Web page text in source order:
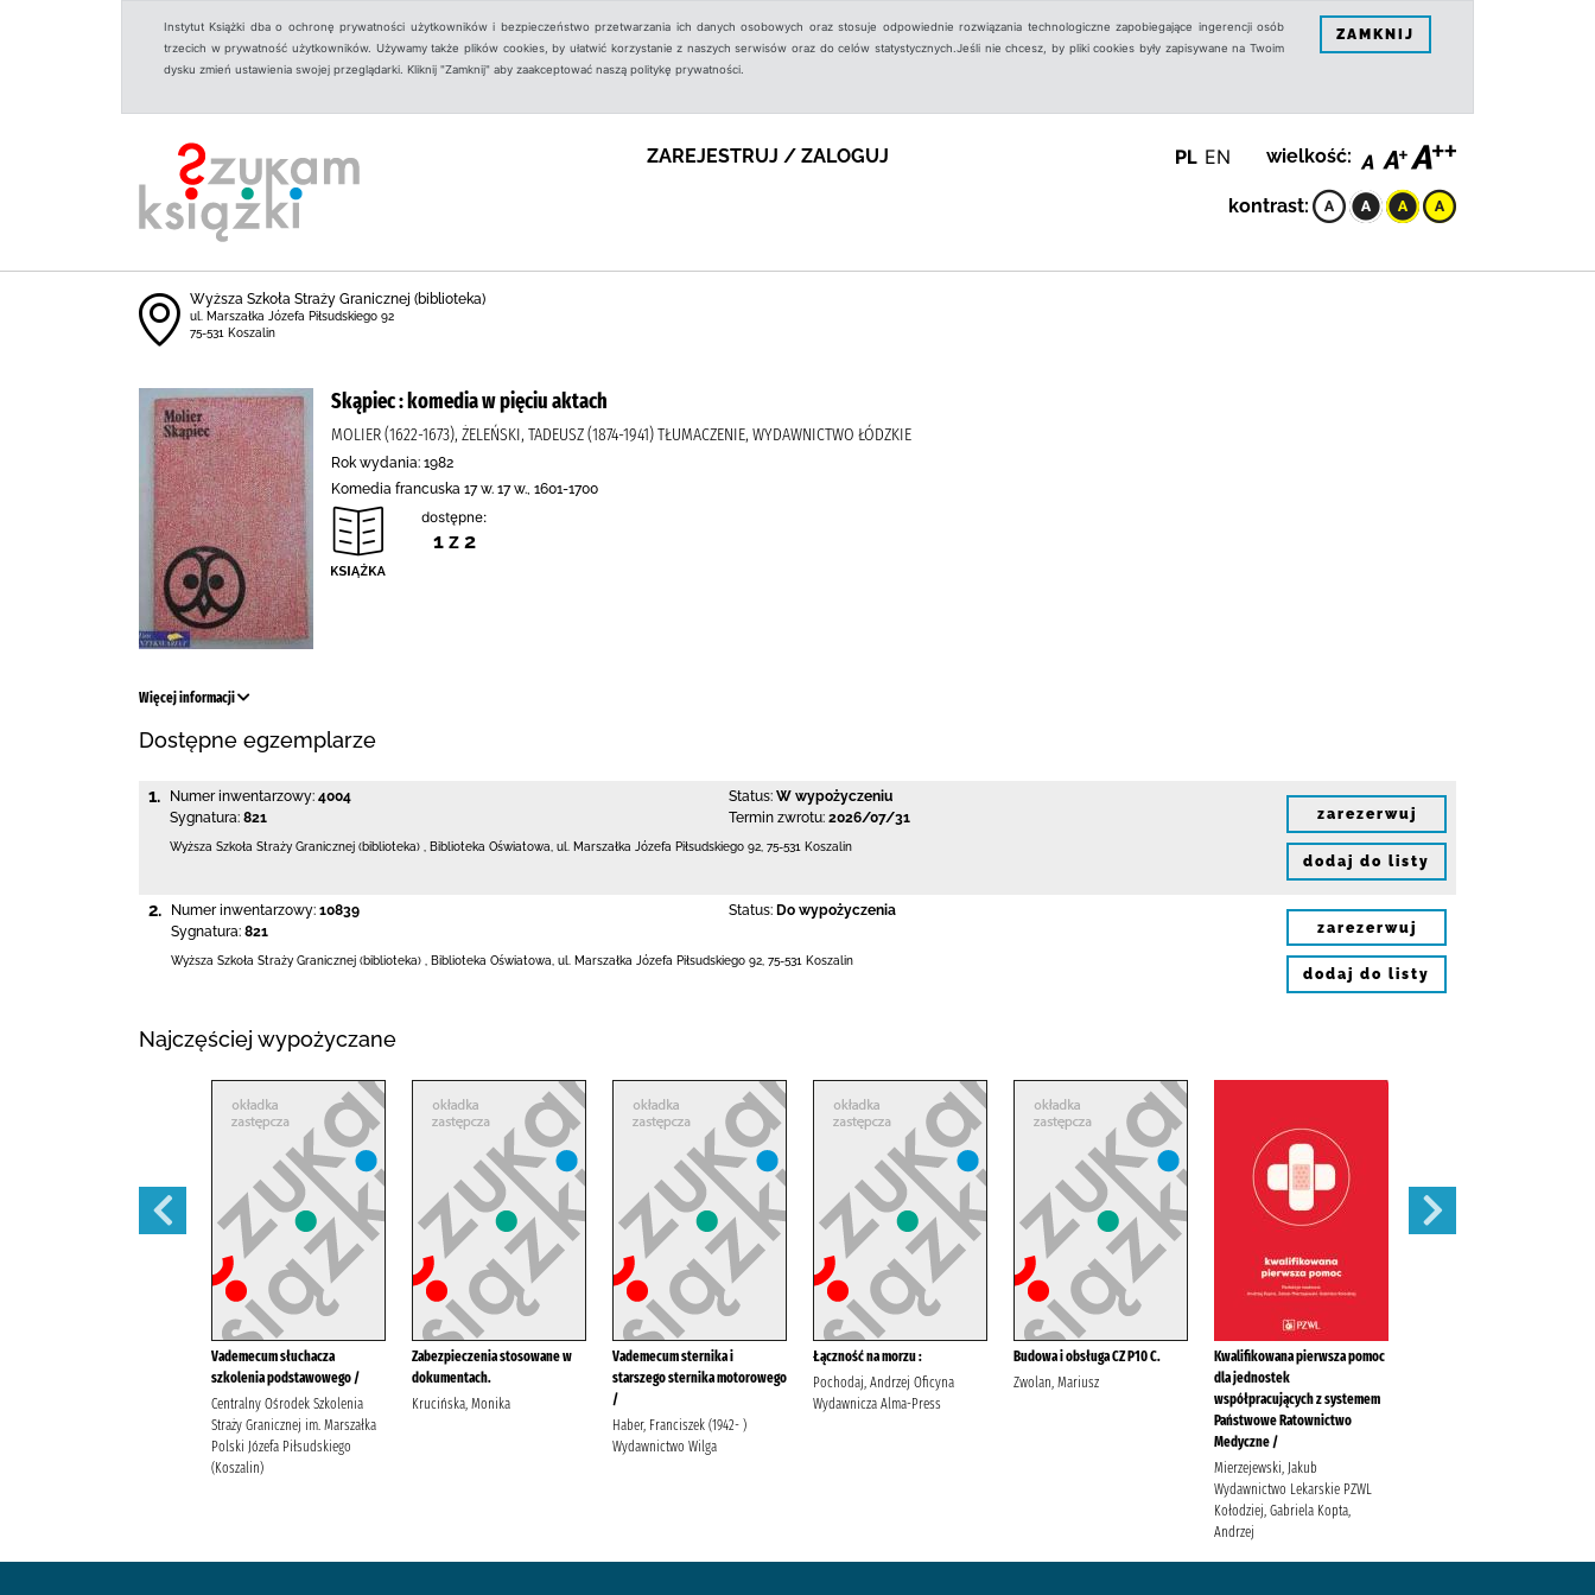
Instytut Książki dba o ochronę prywatności użytkowników i bezpieczeństwo przetwarzania ich danych osobowych oraz stosuje odpowiednie rozwiązania technologiczne zapobiegające ingerencji osób
trzecich w prywatność użytkowników. Używamy także plików cookies, by ułatwić korzystanie z naszych serwisów oraz do celów statystycznych.Jeśli nie chcesz, by pliki cookies były zapisywane na Twoim
dysku zmień ustawienia swojej przeglądarki. Kliknij "Zamknij" aby zaakceptować naszą politykę prywatności.
ZAMKNIJ
ZAREJESTRUJ / ZALOGUJ PL EN wielkość:
kontrast:
Wyższa Szkoła Straży Granicznej (biblioteka)
ul. Marszałka Józefa Piłsudskiego 92
75-531 Koszalin
Skąpiec : komedia w pięciu aktach
MOLIER (1622-1673), ŻELEŃSKI, TADEUSZ (1874-1941) TŁUMACZENIE, WYDAWNICTWO ŁÓDZKIE
Rok wydania: 1982
Komedia francuska 17 w. 17 w., 1601-1700
dostępne:
1 z 2
Więcej informacji
Dostępne egzemplarze
1. Numer inwentarzowy: 4004
Sygnatura: 821
Status: W wypożyczeniu
Termin zwrotu: 2026/07/31
Wyższa Szkoła Straży Granicznej (biblioteka) Biblioteka Oświatowa, ul. Marszałka Józefa Piłsudskiego 92 75-531 Koszalin
zarezerwuj
dodaj do listy
2. Numer inwentarzowy: 10839
Sygnatura: 821
Status: Do wypożyczenia
Wyższa Szkoła Straży Granicznej (biblioteka) Biblioteka Oświatowa, ul. Marszałka Józefa Piłsudskiego 92 75-531 Koszalin
zarezerwuj
dodaj do listy
Najczęściej wypożyczane
Vademecum słuchacza
szkolenia podstawowego /
Centralny Ośrodek Szkolenia
Straży Granicznej im. Marszałka
Polski Józefa Piłsudskiego
(Koszalin)
Zabezpieczenia stosowane w
dokumentach.
Krucińska, Monika
Vademecum sternika i
starszego sternika motorowego
/
Haber, Franciszek (1942- )
Wydawnictwo Wilga
Łączność na morzu :
Pochodaj, Andrzej Oficyna
Wydawnicza Alma-Press
Budowa i obsługa CZ P10 C.
Zwolan, Mariusz
Kwalifikowana pierwsza pomoc
dla jednostek
współpracujących z systemem
Państwowe Ratownictwo
Medyczne /
Mierzejewski, Jakub
Wydawnictwo Lekarskie PZWL
Kołodziej, Gabriela Kopta,
Andrzej